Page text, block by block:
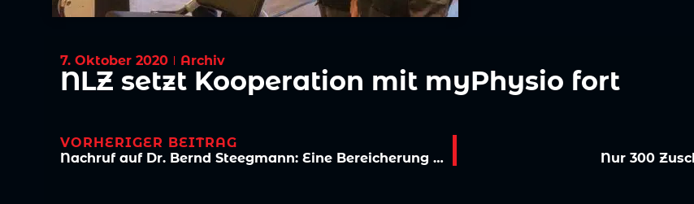
7. Oktober 2020 Archiv
NLZ setzt Kooperation mit myPhysio fort
VORHERIGER BEITRAG
Nachruf auf Dr. Bernd Steegmann: Eine Bereicherung für den Fußball der Domstadt
Nur 300